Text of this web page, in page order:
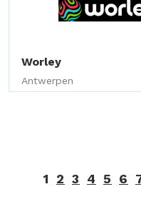
Worley
Antwerpen
Paginering
1 2 3 4 5 6